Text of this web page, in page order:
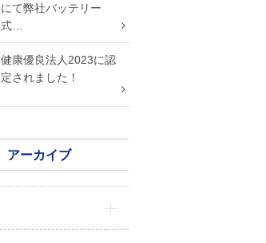
にて弊社バッテリー
式…
健康優良法人2023に認
定されました！
アーカイブ